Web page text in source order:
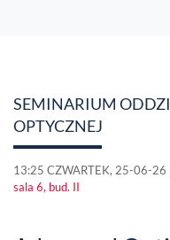
SEMINARIUM
OPTYCZNEJ
13:25 CZWARTEK, 25-06-26
sala 6, bud. II